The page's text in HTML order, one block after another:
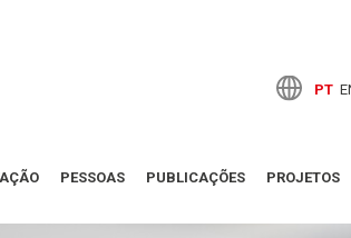
PT
PESSOAS PUBLICAÇÕES PROJETOS